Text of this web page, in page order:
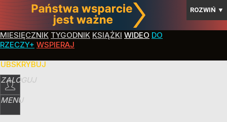
ROZWIŃ ▼
MIESIĘCZNIK TYGODNIK KSIĄŻKI WIDEO DO
RZECZY+ WSPIERAJ
ZALOGUJ
MENU